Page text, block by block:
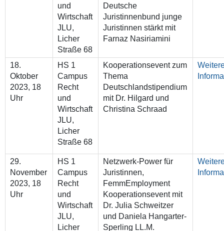
und
Wirtschaft
JLU,
Licher
Straße 68
Deutsche
Juristinnenbund junge
Juristinnen stärkt mit
Farnaz Nasiriamini
18.
Oktober
2023, 18
Uhr
HS 1
Campus
Recht
und
Wirtschaft
JLU,
Licher
Straße 68
Kooperationsevent zum
Thema
Deutschlandstipendium
mit Dr. Hilgard und
Christina Schraad
29.
November
2023, 18
Uhr
HS 1
Campus
Recht
und
Wirtschaft
JLU,
Licher
Netzwerk-Power für
Juristinnen,
FemmEmployment
Kooperationsevent mit
Dr. Julia Schweitzer
und Daniela Hangarter-
Sperling LL.M.